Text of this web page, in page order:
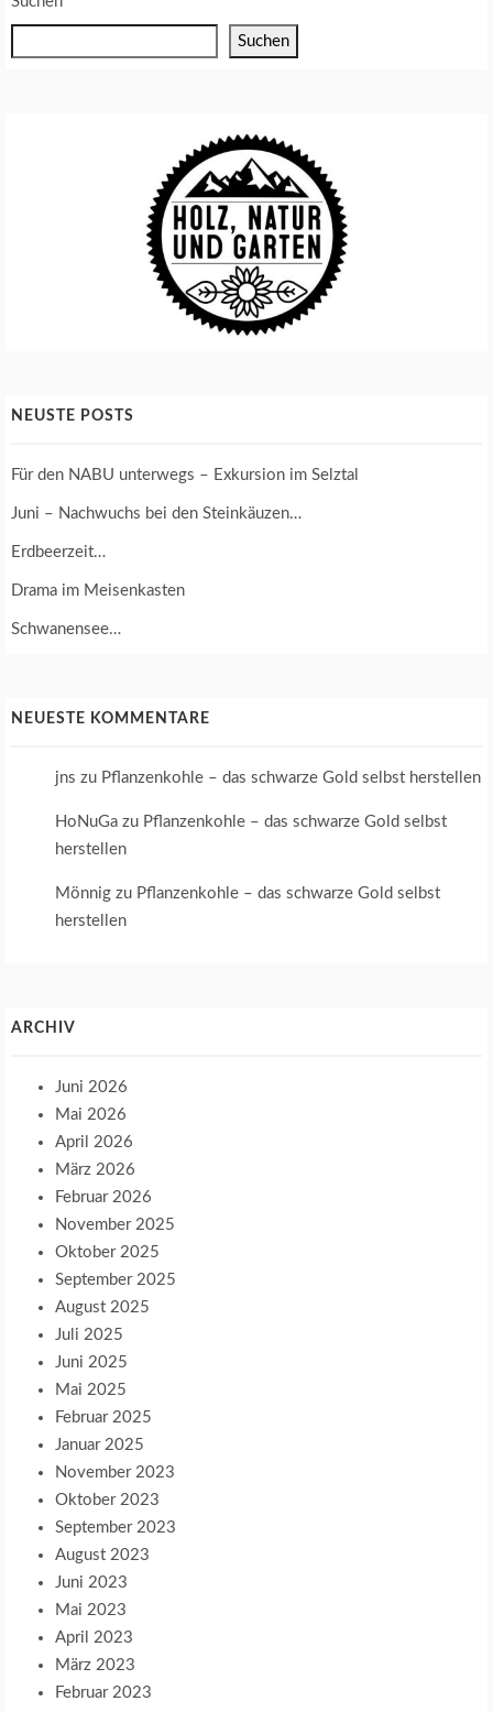
Suchen
NEUSTE POSTS
Für den NABU unterwegs – Exkursion im Selztal
Juni – Nachwuchs bei den Steinkäuzen…
Erdbeerzeit…
Drama im Meisenkasten
Schwanensee…
NEUESTE KOMMENTARE
jns zu Pflanzenkohle – das schwarze Gold selbst herstellen
HoNuGa zu Pflanzenkohle – das schwarze Gold selbst
herstellen
Mönnig zu Pflanzenkohle – das schwarze Gold selbst
herstellen
ARCHIV
Juni 2026
Mai 2026
April 2026
März 2026
Februar 2026
November 2025
Oktober 2025
September 2025
August 2025
Juli 2025
Juni 2025
Mai 2025
Februar 2025
Januar 2025
November 2023
Oktober 2023
September 2023
August 2023
Juni 2023
Mai 2023
April 2023
März 2023
Februar 2023